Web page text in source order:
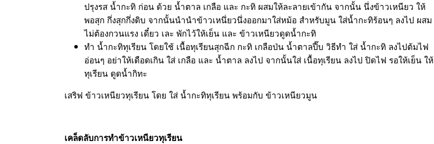
ปรุงรส น้ำกะทิ ก่อน ด้วย น้ำตาล เกลือ และ กะทิ ผสมให้ละลายเข้ากัน จากนั้น นึ่งข้าวเหนียว ให้
พอสุก กึ่งสุกกึ่งดิบ จากนั้นนำนำข้าวเหนึ่ยวนึ่งออกมาใส่หม้อ สำหรับมูน ใส่น้ำกะทิร้อนๆ ลงไป ผสม
ไม่ต้องกวนแรง เดี๋ยว เละ พักไว้ให้เย็น และ ข้าวเหนียวดูดน้ำกะทิ
ทำ น้ำกะทิทุเรียน โดยใช้ เนื้อทุเรียนสุกฉีก กะทิ เกลือป่น น้ำตาลปี๊บ วิธีทำ ใส่ น้ำกะทิ ลงไปต้มไฟ
อ่อนๆ อย่าให้เดือดเกิน ใส่ เกลือ และ น้ำตาล ลงไป จากนั้นใส่ เนื้อทุเรียน ลงไป ปิดไฟ รอให้เย็น ให้
ทุเรียน ดูดน้ำกิทะ
เสริฟ ข้าวเหนียวทุเรียน โดย ใส่ น้ำกะทิทุเรียน พร้อมกับ ข้าวเหนียวมูน
เคล็ดลับการทำข้าวเหนียวทุเรียน